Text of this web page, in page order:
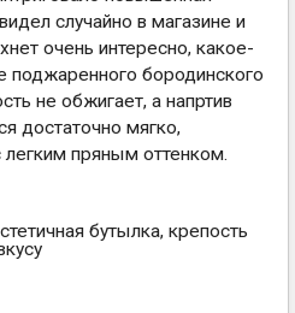
случайно в магазине и
очень интересно, какое-
поджаренного бородинского
не обжигает, а напртив
достаточно мягко,
легким пряным оттенком.
бутылка, крепость